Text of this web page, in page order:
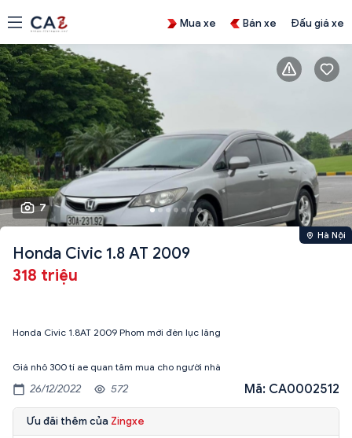
Mua xe Bán xe Đấu giá xe
7
Hà Nội
Honda Civic 1.8 AT 2009
318 triệu
Honda Civic 1.8AT 2009 Phom mới đèn lục lăng
26/12/2022 572 Mã: CA0002512
Ưu đãi thêm của Zingxe